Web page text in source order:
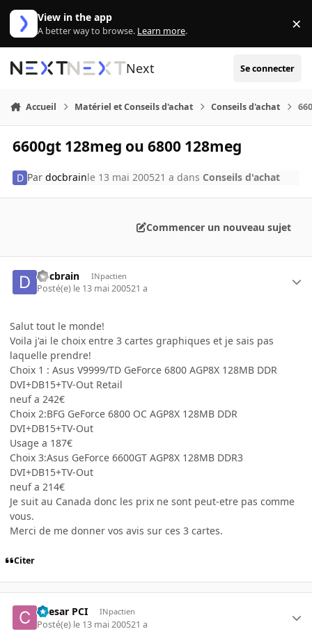
Aller au contenu
View in the app
A better way to browse. Learn more. ×
Next Se connecter
Accueil Matériel et Conseils d'achat Conseils d'achat
6600gt 128meg ou 6800 128meg
Pardocbrainle 13 mai 200521 a dans Conseils d'achat
Commencer un nouveau sujet
docbrain INpactien
Posté(e) le 13 mai 200521 a
Salut tout le monde!
Voila j'ai le choix entre 3 cartes graphiques et je sais pas
laquelle prendre!
Choix 1 : Asus V9999/TD GeForce 6800 AGP8X 128MB DDR
DVI+DB15+TV-Out Retail
neuf a 242€
Choix 2:BFG GeForce 6800 OC AGP8X 128MB DDR
DVI+DB15+TV-Out
Usage a 187€
Choix 3:Asus GeForce 6600GT AGP8X 128MB DDR3
DVI+DB15+TV-Out
neuf a 214€
Je suit au Canada donc les prix ne sont peut-etre pas comme
vous.
Merci de me donner vos avis sur ces 3 cartes.
Citer
Caesar PCI INpactien
Posté(e) le 13 mai 200521 a